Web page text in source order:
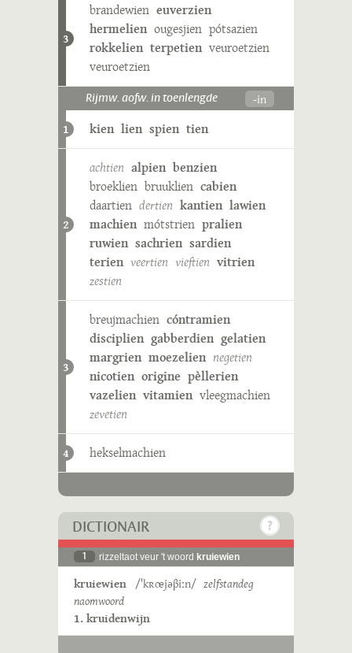
3
brandewien euverzien
hermelien ougesjien pótsazien
rokkelien terpetien veuroetzien
veuroetzien
Rijmw. aofw. in toenlengde -in
1 kien lien spien tien
2
achtien alpien benzien
broeklien bruuklien cabien
daartien dertien kantien lawien
machien mótstrien pralien
ruwien sachrien sardien
terien veertien vieftien vitrien
zestien
3
breujmachien cóntramien
disciplien gabberdien gelatien
margrien moezelien negetien
nicotien origine pèllerien
vazelien vitamien vleegmachien
zevetien
4 hekselmachien
DICTIONAIR
1 rizzeltaot veur 't woord kruiewien
kruiewien /ˈkʀœjəβiːn/ zelfstandeg
naomwoord
1. kruidenwijn